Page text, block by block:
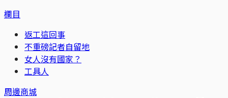
欄目
返工這回事
不重磅記者自留地
女人沒有國家？
工具人
周邊商城